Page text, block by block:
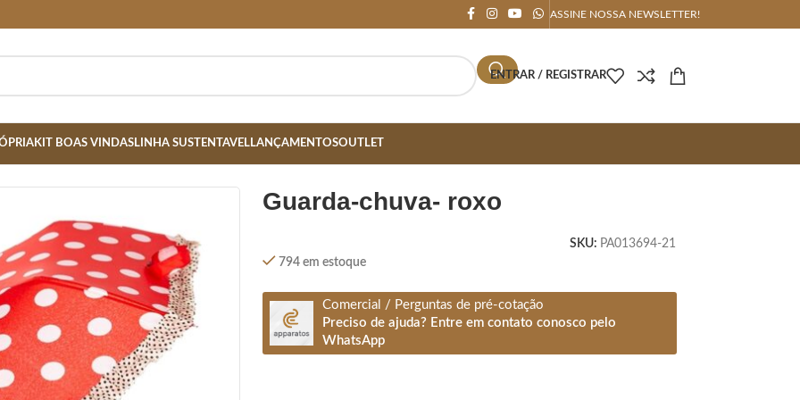
ASSINE NOSSA NEWSLETTER!
ENTRAR / REGISTRAR
KIT BOAS VINDASLINHA SUSTENTAVELLANÇAMENTOSOUTLET
guarda-chuva- roxo
SKU: PA013694-21
794 em estoque
Comercial / Perguntas de pré-cotação
Preciso de ajuda? Entre em contato conosco pelo
WhatsApp